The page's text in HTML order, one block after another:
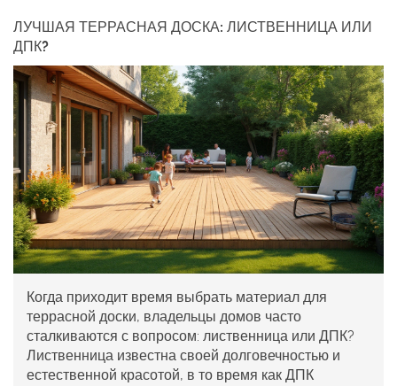
ЛУЧШАЯ ТЕРРАСНАЯ ДОСКА: ЛИСТВЕННИЦА ИЛИ
ДПК?
Когда приходит время выбрать материал для
террасной доски, владельцы домов часто
сталкиваются с вопросом: лиственница или ДПК?
Лиственница известна своей долговечностью и
естественной красотой, в то время как ДПК